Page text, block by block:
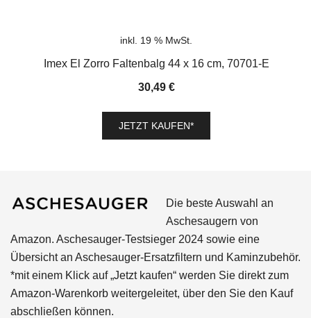
inkl. 19 % MwSt.
Imex El Zorro Faltenbalg 44 x 16 cm, 70701-E
30,49 €
JETZT KAUFEN*
Die beste Auswahl an
Aschesaugern von
Amazon. Aschesauger-Testsieger 2024 sowie eine
Übersicht an Aschesauger-Ersatzfiltern und Kaminzubehör.
*mit einem Klick auf „Jetzt kaufen“ werden Sie direkt zum
Amazon-Warenkorb weitergeleitet, über den Sie den Kauf
abschließen können.